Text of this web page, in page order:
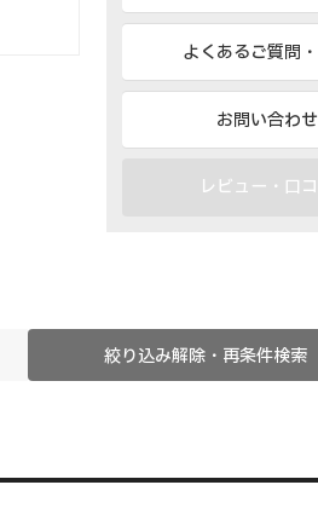
よくあるご質問
お問い合わせ
レビュー・口
絞り込み解除・再条件検索